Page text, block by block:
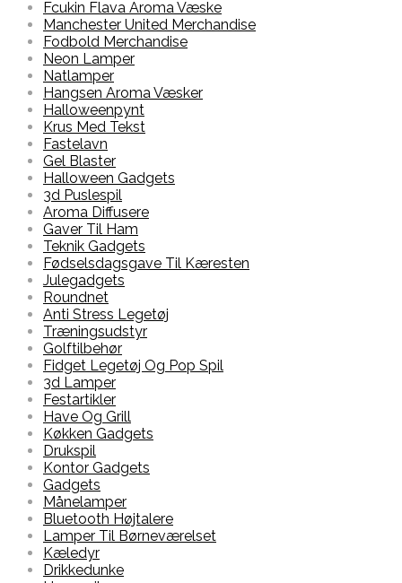
Fcukin Flava Aroma Væske
Manchester United Merchandise
Fodbold Merchandise
Neon Lamper
Natlamper
Hangsen Aroma Væsker
Halloweenpynt
Krus Med Tekst
Fastelavn
Gel Blaster
Halloween Gadgets
3d Puslespil
Aroma Diffusere
Gaver Til Ham
Teknik Gadgets
Fødselsdagsgave Til Kæresten
Julegadgets
Roundnet
Anti Stress Legetøj
Træningsudstyr
Golftilbehør
Fidget Legetøj Og Pop Spil
3d Lamper
Festartikler
Have Og Grill
Køkken Gadgets
Drukspil
Kontor Gadgets
Gadgets
Månelamper
Bluetooth Højtalere
Lamper Til Børneværelset
Kæledyr
Drikkedunke